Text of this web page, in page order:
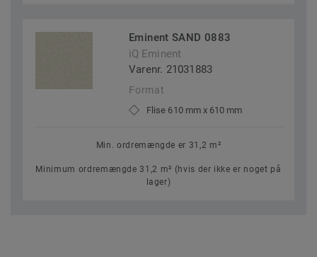
Eminent SAND 0883
iQ Eminent
Varenr. 21031883
Format
Flise 610 mm x 610 mm
Min. ordremængde er 31,2 m²
Minimum ordremængde 31,2 m² (hvis der ikke er noget på
lager)